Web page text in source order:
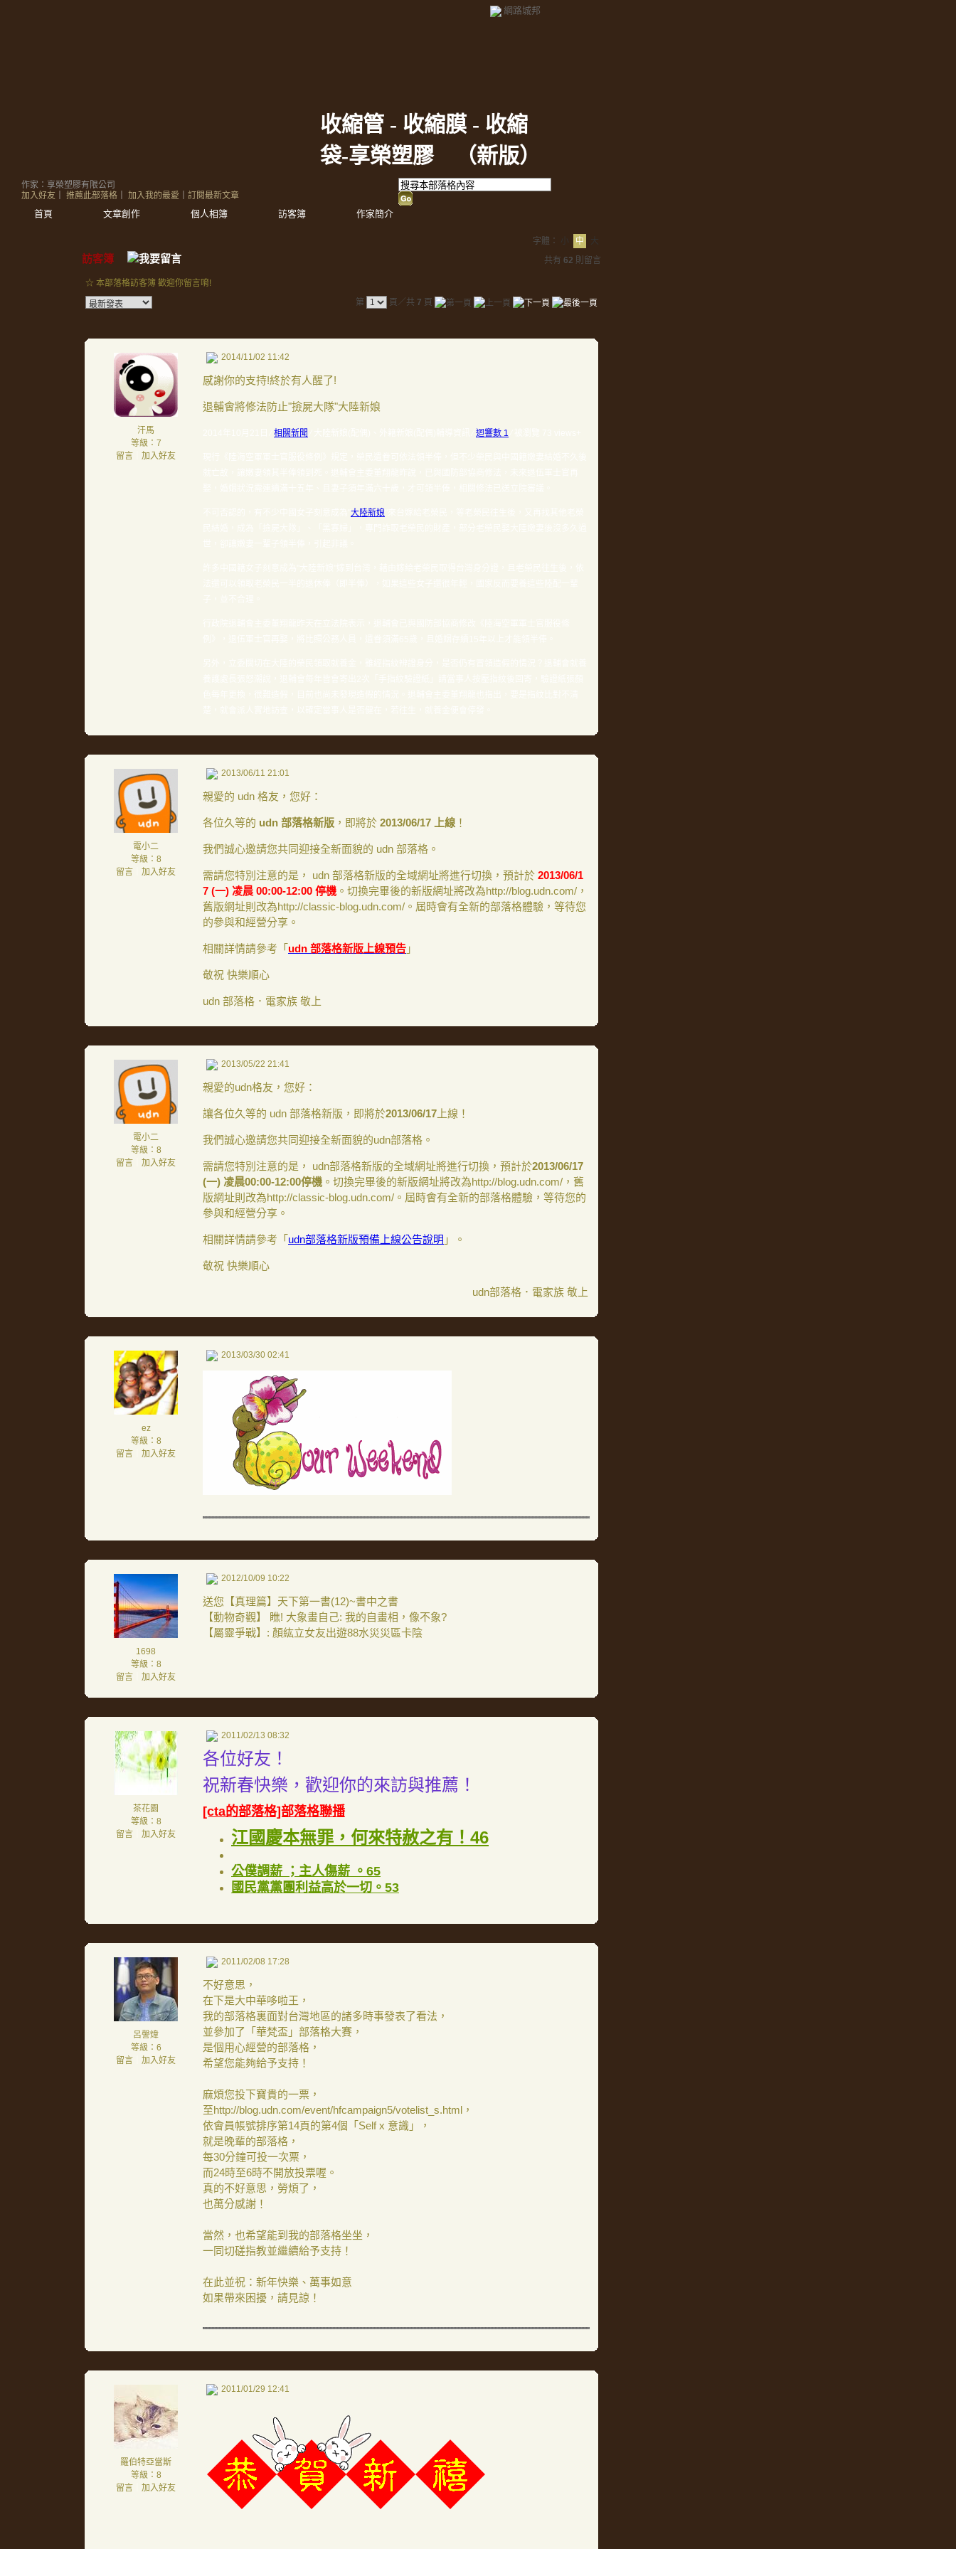
網路城邦
收縮管 - 收縮膜 - 收縮
袋-享榮塑膠（新版）
首頁 文章創作 個人相簿 訪客簿 作家簡介
加入好友 推薦此部落格 加入我的最愛 訂閱最新文章
作家：享榮塑膠有限公司
字體： 小 中 大
訪客簿 共有 62 則留言
☆ 本部落格訪客簿 歡迎你留言唷!
第
頁／共 7 頁
汗馬
等級：7
留言
加入好友
2014/11/02 11:42
感謝你的支持!終於有人醒了!
退輔會將修法防止"撿屍大隊"大陸新娘
相關新聞 迴響數 1
大陸新娘
電小二
等級：8
留言
加入好友
2013/06/11 21:01
親愛的 udn 格友，您好：
各位久等的 udn 部落格新版 ，即將於 2013/06/17 上線 ！
我們誠心邀請您共同迎接全新面貌的 udn 部落格。
需請您特別注意的是， udn 部落格新版的全域網址將進行切換，預計於 2013/06/1
7 (一) 凌晨 00:00-12:00 停機 。切換完畢後的新版網址將改為http://blog.udn.com/，
舊版網址則改為http://classic-blog.udn.com/。屆時會有全新的部落格體驗，等待您
的參與和經營分享。
相關詳情請參考「 udn 部落格新版上線預告 」
敬祝 快樂順心
udn 部落格．電家族 敬上
電小二
等級：8
留言
加入好友
2013/05/22 21:41
親愛的udn格友，您好：
讓各位久等的 udn 部落格新版，即將於2013/06/17 上線！
我們誠心邀請您共同迎接全新面貌的udn部落格。
需請您特別注意的是， udn部落格新版的全域網址將進行切換，預計於2013/06/17
(一) 凌晨00:00-12:00停機 。切換完畢後的新版網址將改為http://blog.udn.com/，舊
版網址則改為http://classic-blog.udn.com/。屆時會有全新的部落格體驗，等待您的
參與和經營分享。
相關詳情請參考「 udn部落格新版預備上線公告說明 」。
敬祝 快樂順心
udn部落格．電家族 敬上
ez
等級：8
留言
加入好友
2013/03/30 02:41
1698
等級：8
留言
加入好友
2012/10/09 10:22
送您【真理篇】天下第一書(12)~書中之書
【動物奇觀】 瞧! 大象畫自己: 我的自畫相，像不象?
【屬靈爭戰】: 顏紘立女友出遊88水災災區卡陰
茶花園
等級：8
留言
加入好友
2011/02/13 08:32
各位好友！
祝新春快樂，歡迎你的來訪與推薦！
[cta的部落格]部落格聯播
江國慶本無罪，何來特赦之有！46
公僕調薪 ；主人傷薪 。65
國民黨黨團利益高於一切。53
呂謦煒
等級：6
留言
加入好友
2011/02/08 17:28
不好意思，
在下是大中華哆啦王，
我的部落格裏面對台灣地區的諸多時事發表了看法，
並參加了「華梵盃」部落格大賽，
是個用心經營的部落格，
希望您能夠給予支持！
麻煩您投下寶貴的一票，
至http://blog.udn.com/event/hfcampaign5/votelist_s.html，
依會員帳號排序第14頁的第4個「Self x 意識」，
就是晚輩的部落格，
每30分鐘可投一次票，
而24時至6時不開放投票喔。
真的不好意思，勞煩了，
也萬分感謝！
當然，也希望能到我的部落格坐坐，
一同切磋指教並繼續給予支持！
在此並祝：新年快樂、萬事如意
如果帶來困擾，請見諒！
羅伯特亞當斯
等級：8
留言
加入好友
2011/01/29 12:41